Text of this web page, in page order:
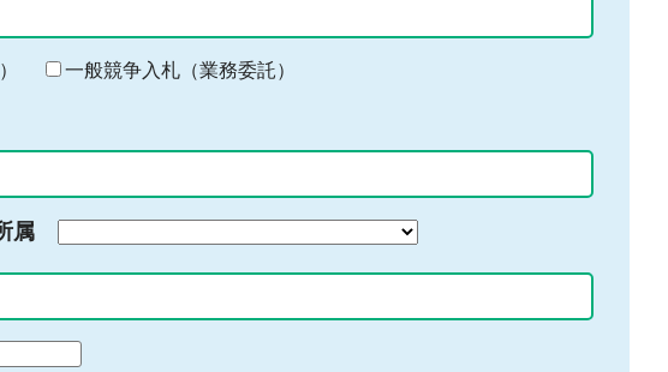
一般競争入札（業務委託）
属